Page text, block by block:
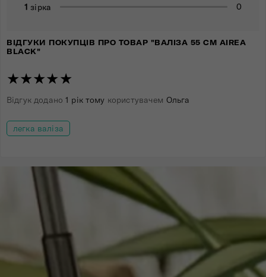
1 зірка 0
ВІДГУКИ ПОКУПЦІВ ПРО ТОВАР "ВАЛІЗА 55 СМ AIREA
BLACK"
★★★★★
Відгук додано1 рік тому користувачем Ольга
легка валіза